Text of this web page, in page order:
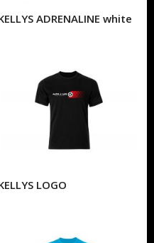
ADRENALINE white
LOGO